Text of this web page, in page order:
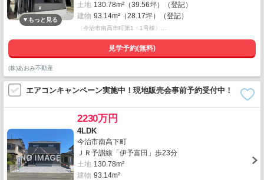
土地 130.78m²（39.56坪）（登記）
建物 93.14m²（28.17坪）（登記）
〈今治市南高市町第1・1号棟〉…
見学予約(無料)
(株)あおみ不動産
エアコンキャンペーン実施中！現地販売会事前予約受付中！
2230万円
4LDK
今治市南高下町
ＪＲ予讃線「伊予富田」歩23分
土地 130.78m²
建物 93.14m²